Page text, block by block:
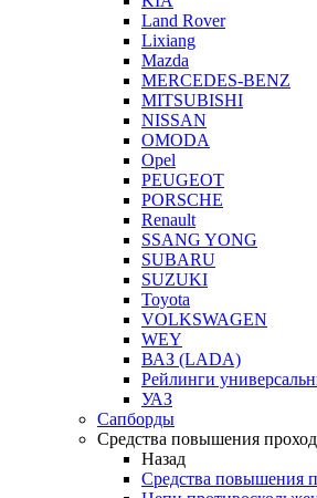
Land Rover
Lixiang
Mazda
MERCEDES-BENZ
MITSUBISHI
NISSAN
OMODA
Opel
PEUGEOT
PORSCHE
Renault
SSANG YONG
SUBARU
SUZUKI
Toyota
VOLKSWAGEN
WEY
ВАЗ (LADA)
Рейлинги
УАЗ
Сапборды
Средства повышения
Назад
Средства повышения